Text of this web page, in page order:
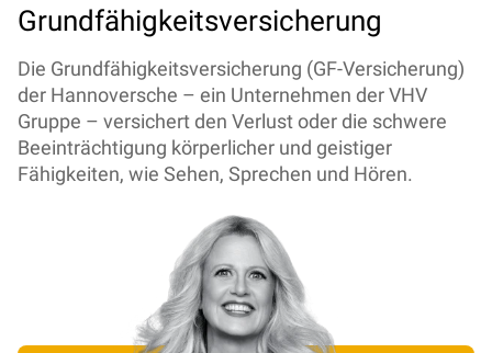
Grundfähigkeitsversicherung
Die Grundfähigkeitsversicherung (GF-Versicherung)
der Hannoversche – ein Unternehmen der VHV
Gruppe – versichert den Verlust oder die schwere
Beeinträchtigung körperlicher und geistiger
Fähigkeiten, wie Sehen, Sprechen und Hören.